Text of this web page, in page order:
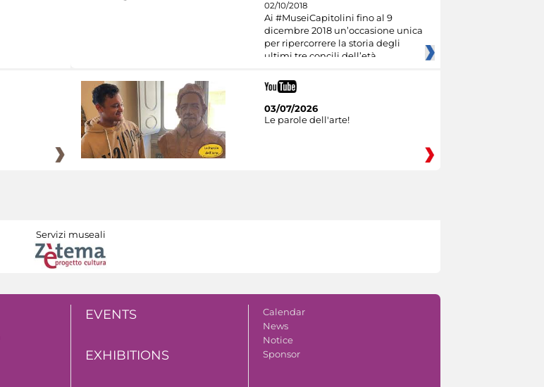
02/10/2018
Ai #MuseiCapitolini fino al 9
dicembre 2018 un’occasione unica
per ripercorrere la storia degli
ultimi tre concili dell’età
03/07/2026
Le parole dell'arte!
Servizi museali
EVENTS
EXHIBITIONS
Calendar
News
Notice
Sponsor